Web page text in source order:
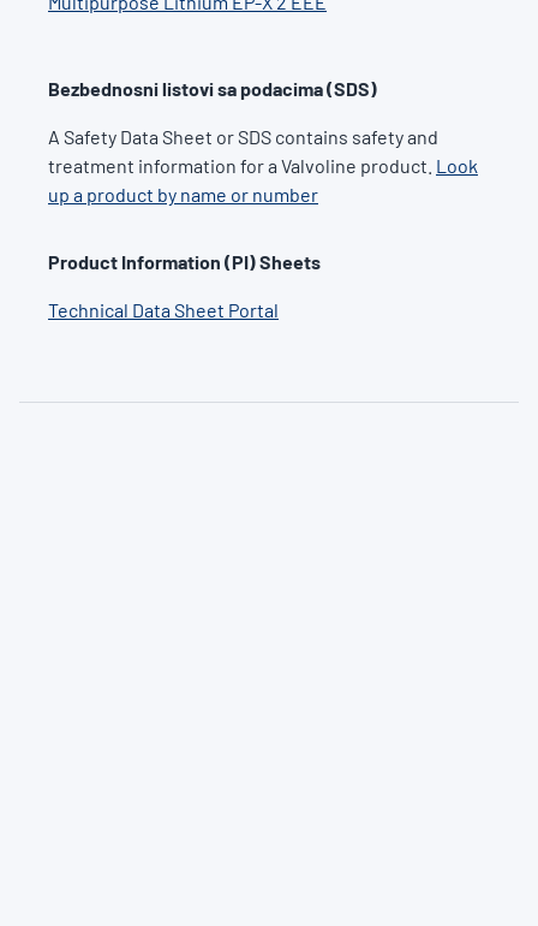
Bezbednosni listovi sa podacima (SDS)
A Safety Data Sheet or SDS contains safety and
treatment information for a Valvoline product. Look
up a product by name or number
Product Information (PI) Sheets
Technical Data Sheet Portal